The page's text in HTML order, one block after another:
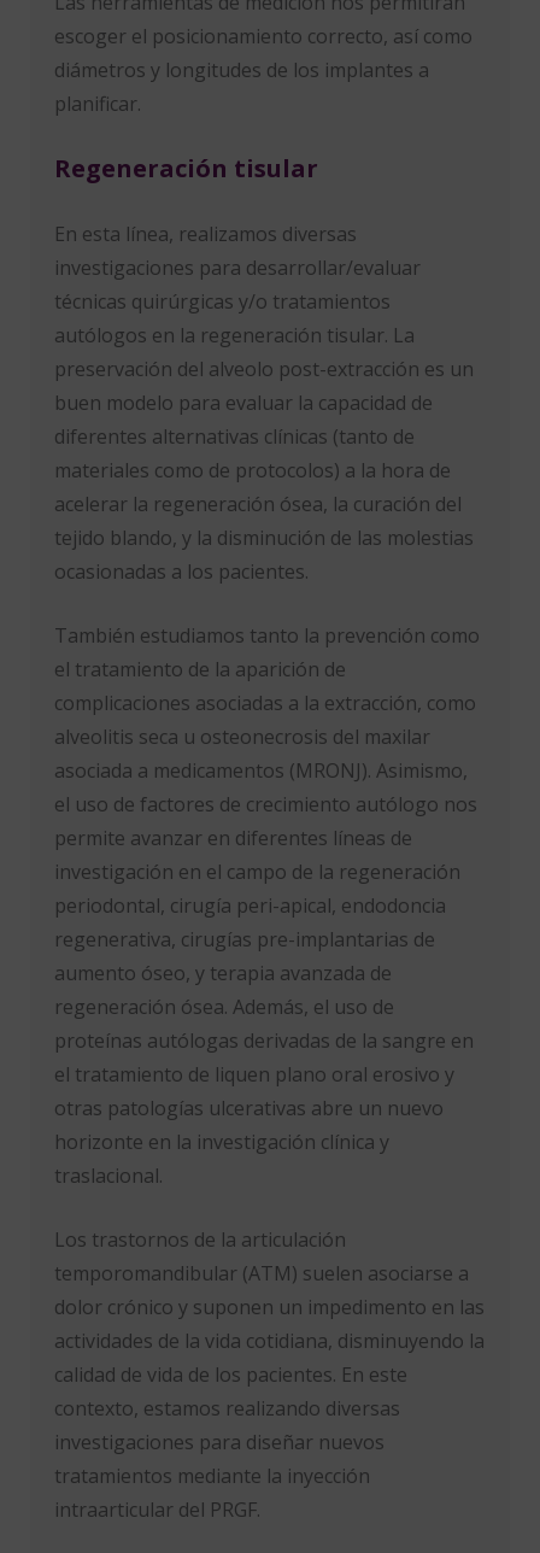
escoger el posicionamiento correcto, así como
diámetros y longitudes de los implantes a
planificar.
Regeneración tisular
En esta línea, realizamos diversas
investigaciones para desarrollar/evaluar
técnicas quirúrgicas y/o tratamientos
autólogos en la regeneración tisular. La
preservación del alveolo post-extracción es un
buen modelo para evaluar la capacidad de
diferentes alternativas clínicas (tanto de
materiales como de protocolos) a la hora de
acelerar la regeneración ósea, la curación del
tejido blando, y la disminución de las molestias
ocasionadas a los pacientes.
También estudiamos tanto la prevención como
el tratamiento de la aparición de
complicaciones asociadas a la extracción, como
alveolitis seca u osteonecrosis del maxilar
asociada a medicamentos (MRONJ). Asimismo,
el uso de factores de crecimiento autólogo nos
permite avanzar en diferentes líneas de
investigación en el campo de la regeneración
periodontal, cirugía peri-apical, endodoncia
regenerativa, cirugías pre-implantarias de
aumento óseo, y terapia avanzada de
regeneración ósea. Además, el uso de
proteínas autólogas derivadas de la sangre en
el tratamiento de liquen plano oral erosivo y
otras patologías ulcerativas abre un nuevo
horizonte en la investigación clínica y
traslacional.
Los trastornos de la articulación
temporomandibular (ATM) suelen asociarse a
dolor crónico y suponen un impedimento en las
actividades de la vida cotidiana, disminuyendo la
calidad de vida de los pacientes. En este
contexto, estamos realizando diversas
investigaciones para diseñar nuevos
tratamientos mediante la inyección
intraarticular del PRGF.